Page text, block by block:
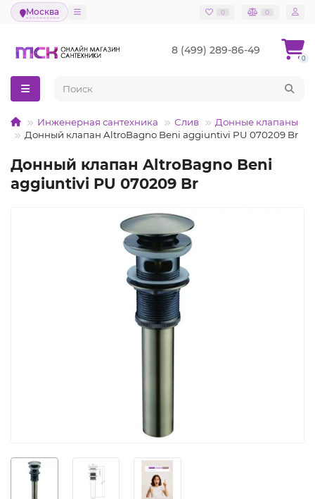
Москва 0 0
8 (499) 289-86-49
0
Инженерная сантехника Слив
Донные клапаны
Донный клапан AltroBagno Beni aggiuntivi PU 070209 Br
Донный клапан AltroBagno Beni
aggiuntivi PU 070209 Br